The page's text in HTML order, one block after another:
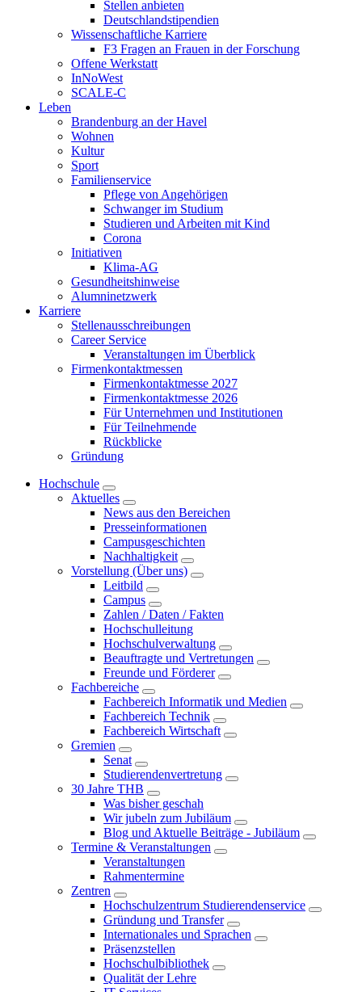
Stellen anbieten
Deutschlandstipendien
Wissenschaftliche Karriere
F3 Fragen an Frauen in der Forschung
Offene Werkstatt
InNoWest
SCALE-C
Leben
Brandenburg an der Havel
Wohnen
Kultur
Sport
Familienservice
Pflege von Angehörigen
Schwanger im Studium
Studieren und Arbeiten mit Kind
Corona
Initiativen
Klima-AG
Gesundheitshinweise
Alumninetzwerk
Karriere
Stellenausschreibungen
Career Service
Veranstaltungen im Überblick
Firmenkontaktmessen
Firmenkontaktmesse 2027
Firmenkontaktmesse 2026
Für Unternehmen und Institutionen
Für Teilnehmende
Rückblicke
Gründung
Hochschule
Aktuelles
News aus den Bereichen
Presseinformationen
Campusgeschichten
Nachhaltigkeit
Vorstellung (Über uns)
Leitbild
Campus
Zahlen / Daten / Fakten
Hochschulleitung
Hochschulverwaltung
Beauftragte und Vertretungen
Freunde und Förderer
Fachbereiche
Fachbereich Informatik und Medien
Fachbereich Technik
Fachbereich Wirtschaft
Gremien
Senat
Studierendenvertretung
30 Jahre THB
Was bisher geschah
Wir jubeln zum Jubiläum
Blog und Aktuelle Beiträge - Jubiläum
Termine & Veranstaltungen
Veranstaltungen
Rahmentermine
Zentren
Hochschulzentrum Studierendenservice
Gründung und Transfer
Internationales und Sprachen
Präsenzstellen
Hochschulbibliothek
Qualität der Lehre